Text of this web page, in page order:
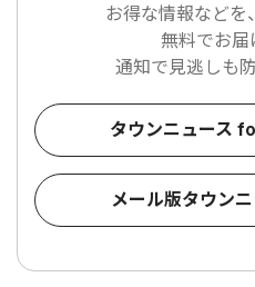
お得な情報などを
無料でお届
通知で見逃しも
タウンニュース
メール版タウン